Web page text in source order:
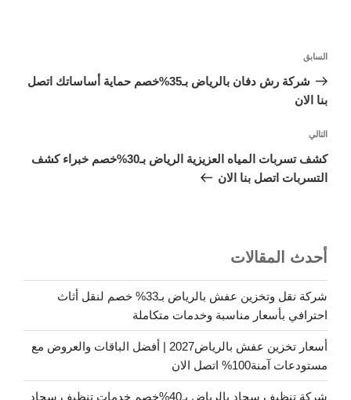
المقالة
السابقة
السابق
شركة رش دفان بالرياض بـ35%خصم حماية أساساتك اتصل
بنا الان
المقالة
التالية
التالي
كشف تسربات المياه العزيزية الرياض بـ30%خصم خبراء كشف
التسربات اتصل بنا الان
أحدث المقالات
شركة نقل وتخزين عفش بالرياض بـ33% خصم لنقل أثاث
احترافي بأسعار مناسبة وخدمات متكاملة
أسعار تخزين عفش بالرياض2027 | أفضل الباقات والعروض مع
مستودعات آمنة100% اتصل الان
شركة تنظيف سجاد بالرياض بـ40%خصم خدمات تنظيف سجاد